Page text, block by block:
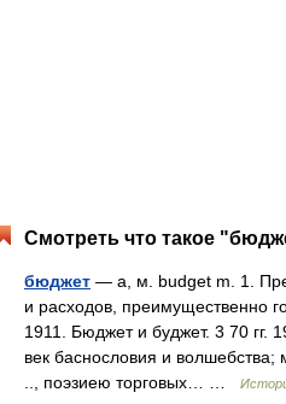
Смотреть что такое
бюджет — а, м. budget m. 1.
и расходов, преимущественно
1911. Бюджет и буджет. 3 70
век баснословия и
.., поэзиею торговых… …